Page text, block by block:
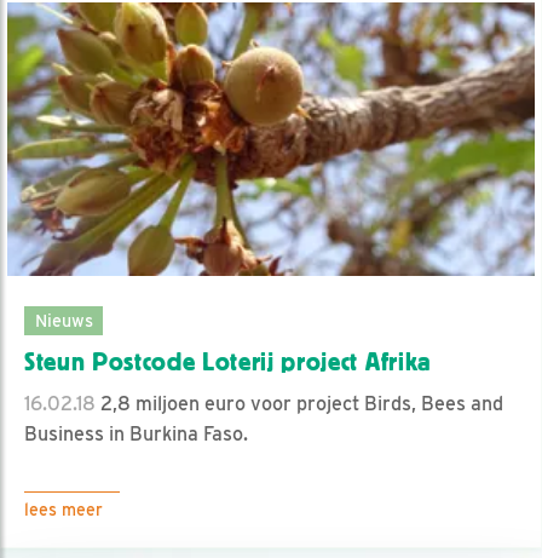
Nieuws
Steun Postcode Loterij project Afrika
16.02.18 2,8 miljoen euro voor project Birds, Bees and
Business in Burkina Faso.
lees meer